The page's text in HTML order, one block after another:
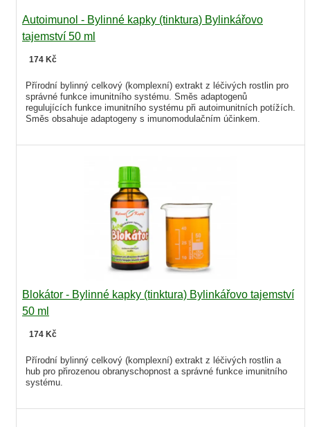
Autoimunol - Bylinné kapky (tinktura) Bylinkářovo
tajemství 50 ml
174 Kč
Přírodní bylinný celkový (komplexní) extrakt z léčivých rostlin pro
správné funkce imunitního systému. Směs adaptogenů
regulujících funkce imunitního systému při autoimunitních potížích.
Směs obsahuje adaptogeny s imunomodulačním účinkem.
Blokátor - Bylinné kapky (tinktura) Bylinkářovo tajemství
50 ml
174 Kč
Přírodní bylinný celkový (komplexní) extrakt z léčivých rostlin a
hub pro přirozenou obranyschopnost a správné funkce imunitního
systému.